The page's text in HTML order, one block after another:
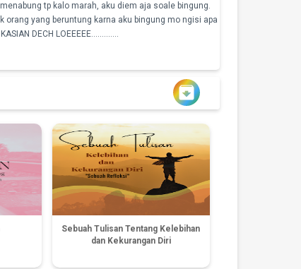
tp kalo marah, aku diem aja soale bingung.
orang yang beruntung karna aku bingung mo ngisi apa
DECH LOEEEEE.............

Sebuah Tulisan Tentang Kelebihan
dan Kekurangan Diri